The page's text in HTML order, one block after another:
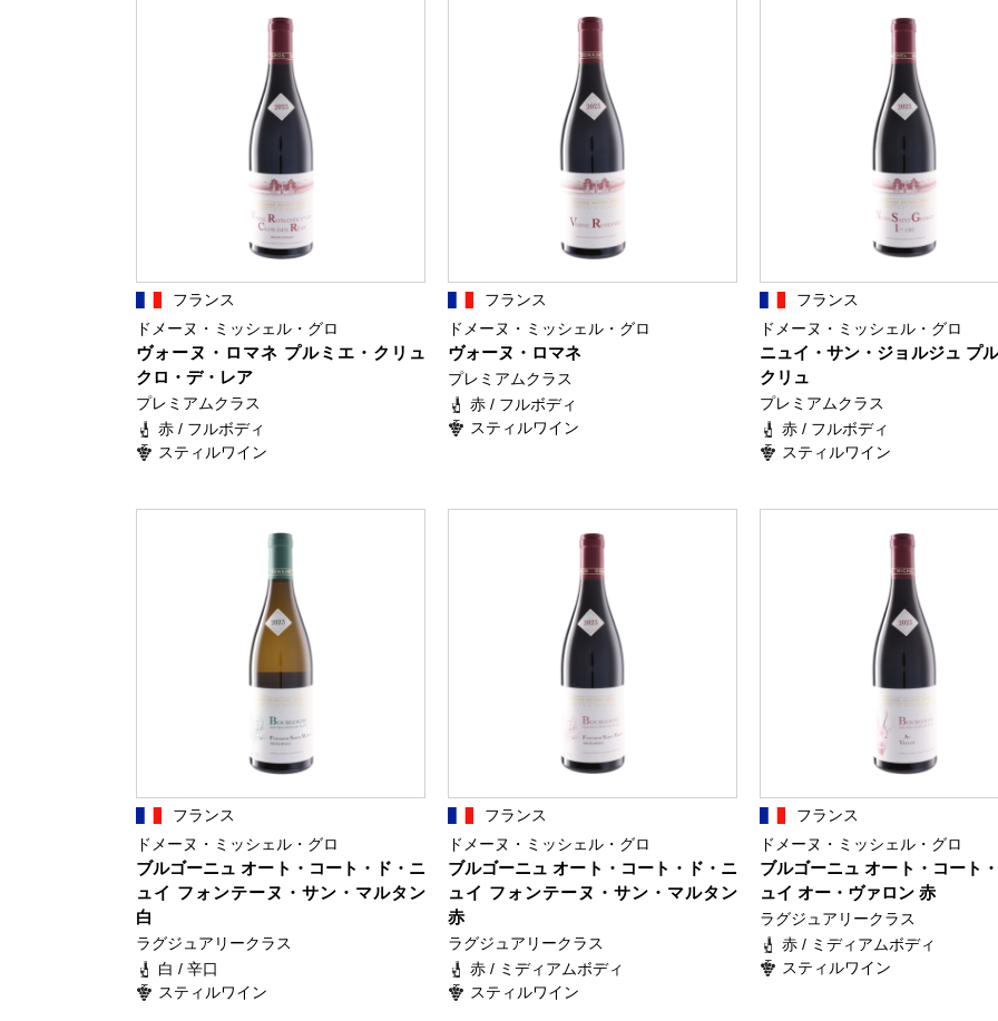
フランス
ドメーヌ・ミッシェル・グロ
ヴォーヌ・ロマネ プルミエ・クリュ
クロ・デ・レア
プレミアムクラス
赤 / フルボディ
スティルワイン
フランス
ドメーヌ・ミッシェル・グロ
ヴォーヌ・ロマネ
プレミアムクラス
赤 / フルボディ
スティルワイン
フランス
ドメーヌ・ミッシェル・グロ
ニュイ・サン・ジョルジュ プ
クリュ
プレミアムクラス
赤 / フルボディ
スティルワイン
フランス
ドメーヌ・ミッシェル・グロ
ブルゴーニュ オート・コート・ド・ニ
ュイ フォンテーヌ・サン・マルタン
白
ラグジュアリークラス
白 / 辛口
スティルワイン
フランス
ドメーヌ・ミッシェル・グロ
ブルゴーニュ オート・コート・ド・ニ
ュイ フォンテーヌ・サン・マルタン
赤
ラグジュアリークラス
赤 / ミディアムボディ
スティルワイン
フランス
ドメーヌ・ミッシェル・グロ
ブルゴーニュ オート・コート
ュイ オー・ヴァロン 赤
ラグジュアリークラス
赤 / ミディアムボディ
スティルワイン